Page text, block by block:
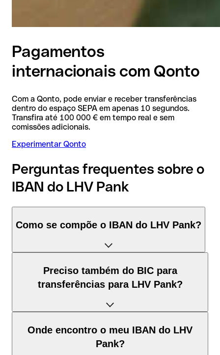
Pagamentos
internacionais com Qonto
Com a Qonto, pode enviar e receber transferências
dentro do espaço SEPA em apenas 10 segundos.
Transfira até 100 000 € em tempo real e sem
comissões adicionais.
Experimentar Qonto
Perguntas frequentes sobre o
IBAN do LHV Pank
Como se compõe o IBAN do LHV Pank?
composto por três elementos:
Código de país (posição 1–2): Estónia identifica Estónia
módulo 97; permitem a validação automática.
Preciso também do BIC para
transferências para LHV Pank?
Onde encontro o meu IBAN do LHV
Pank?